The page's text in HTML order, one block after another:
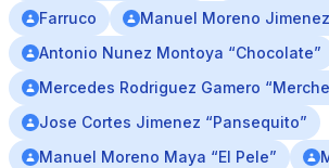
Farruco
Manuel Moreno
Antonio Nunez Montoya “Chocolate”
Mercedes Rodriguez Gamero
Jose Cortes Jimenez “Pansequito”
Manuel Moreno Maya “El Pele”